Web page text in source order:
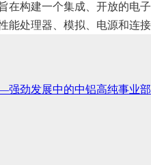
在构建一个集成、开放的电
能处理器、模拟、电源和连
劲发展中的中铝高纯事业部